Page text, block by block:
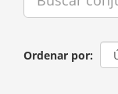
Ordenar por